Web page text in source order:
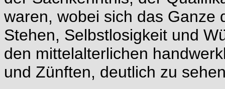
waren, wobei sich das Ganze
Stehen, Selbstlosigkeit und
den mittelalterlichen
und Zünften, deutlich zu